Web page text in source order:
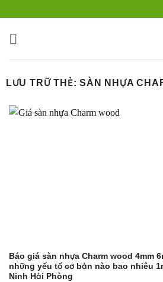
nội
LƯU TRỮ THẺ:SÀN NHỰA
Báo giá sàn nhựa Charm wood 4mm
những yếu tố cơ bản nào bao nhiêu
Ninh Hải Phòng